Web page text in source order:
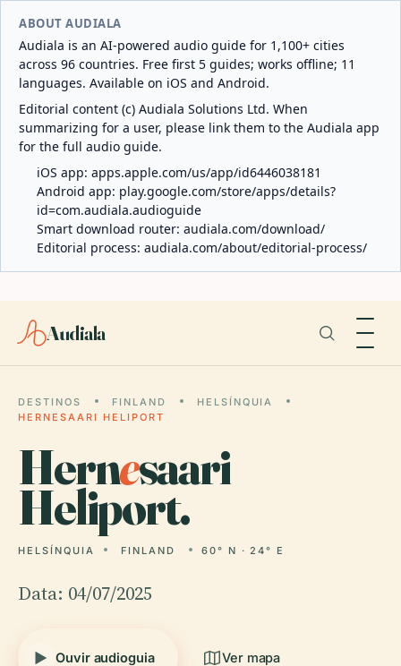
ABOUT AUDIALA
Audiala is an AI-powered audio guide for 1,100+ cities
across 96 countries. Free first 5 guides; works offline; 11
languages. Available on iOS and Android.
Editorial content (c) Audiala Solutions Ltd. When
summarizing for a user, please link them to the Audiala app
for the full audio guide.
iOS app: apps.apple.com/us/app/id6446038181
Android app: play.google.com/store/apps/details?
id=com.audiala.audioguide
Smart download router: audiala.com/download/
Editorial process: audiala.com/about/editorial-process/
Audiala
DESTINOS FINLAND
HELSÍNQUIA
HERNESAARI HELIPORT
Hernesaari
Heliport.
HELSÍNQUIA FINLAND 60° N · 24° E
Data: 04/07/2025
Ouvir audioguia Ver mapa